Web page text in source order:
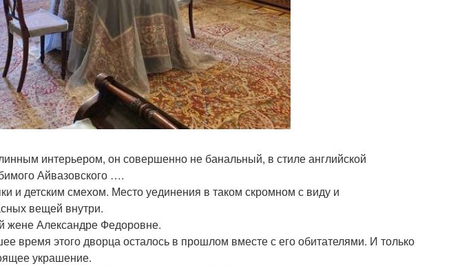
интерьером, он совершенно не банальный, в стиле английской
Айвазовского ….
и детским смехом. Место уединения в таком скромном с виду и
вещей внутри.
жене Александре Федоровне.
время этого дворца осталось в прошлом вместе с его обитателями. И только
украшение.